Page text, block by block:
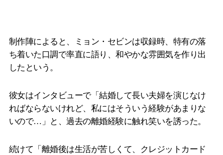
制作陣によると、ミョン・セビンは収録時、特有の落
ち着いた口調で率直に語り、和やかな雰囲気を作り出
したという。
彼女はインタビューで「結婚して長い夫婦を演じなけ
ればならないけれど、私にはそういう経験があまりな
いので…」と、過去の離婚経験に触れ笑いを誘った。
続けて「離婚後は生活が苦しくて、クレジットカード